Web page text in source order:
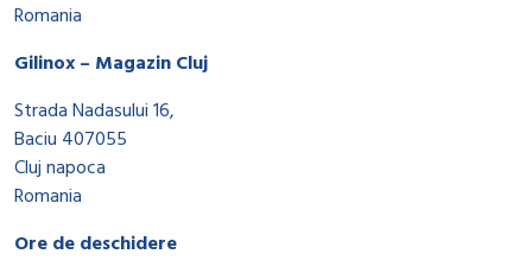
Romania
Gilinox – Magazin Cluj
Strada Nadasului 16,
Baciu 407055
Cluj napoca
Romania
Ore de deschidere